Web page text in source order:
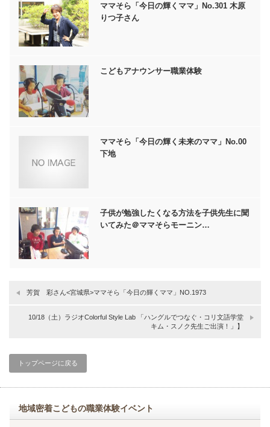
ママそら「今日の輝くママ」No.301 木原
りつ子さん
こどもアナウンサー職業体験
ママそら「今日の輝く未来のママ」No.00
下地
子供が勉強したくなる方法を子供先生に聞
いてみた＠ママそらモーニン…
芳賀 彩さん<宮城県>ママそら「今日の輝くママ」NO.1973
10/18（土）ラジオColorful Style Lab 「ハングルでつなぐ・コリ文語学堂
キム・スノク先生ご出演！」】
トップページに戻る
地域密着こどもの職業体験イベント